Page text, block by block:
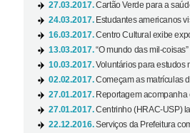
27.03.2017.Cartão Verde para a
24.03.2017. Estudantes americanos
16.03.2017.Centro Cultural exibe
13.03.2017.“O mundo das mil-
10.03.2017.Voluntários para estudos
02.02.2017.Começam as matrículas
27.01.2017. Reportagem
27.01.2017.Centrinho (HRAC-USP)
22.12.2016.Serviços da Prefeitura